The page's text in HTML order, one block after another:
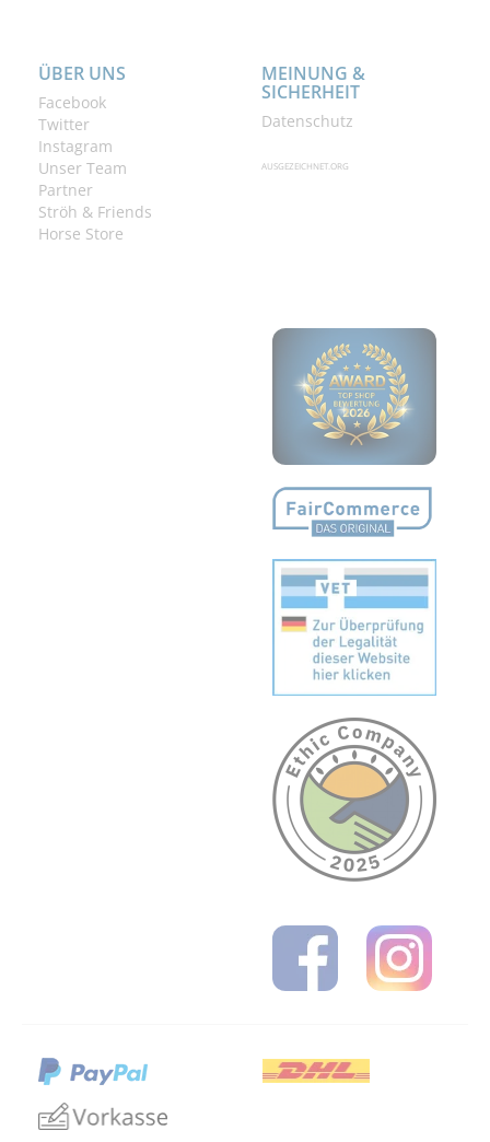
ÜBER UNS
Facebook
Twitter
Instagram
Unser Team
Partner
Ströh & Friends
Horse Store
MEINUNG &
SICHERHEIT
Datenschutz
AUSGEZEICHNET.ORG